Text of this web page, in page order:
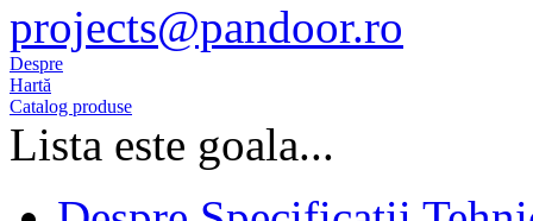
projects@pandoor.ro
Despre
Hartă
Catalog produse
Lista este goala...